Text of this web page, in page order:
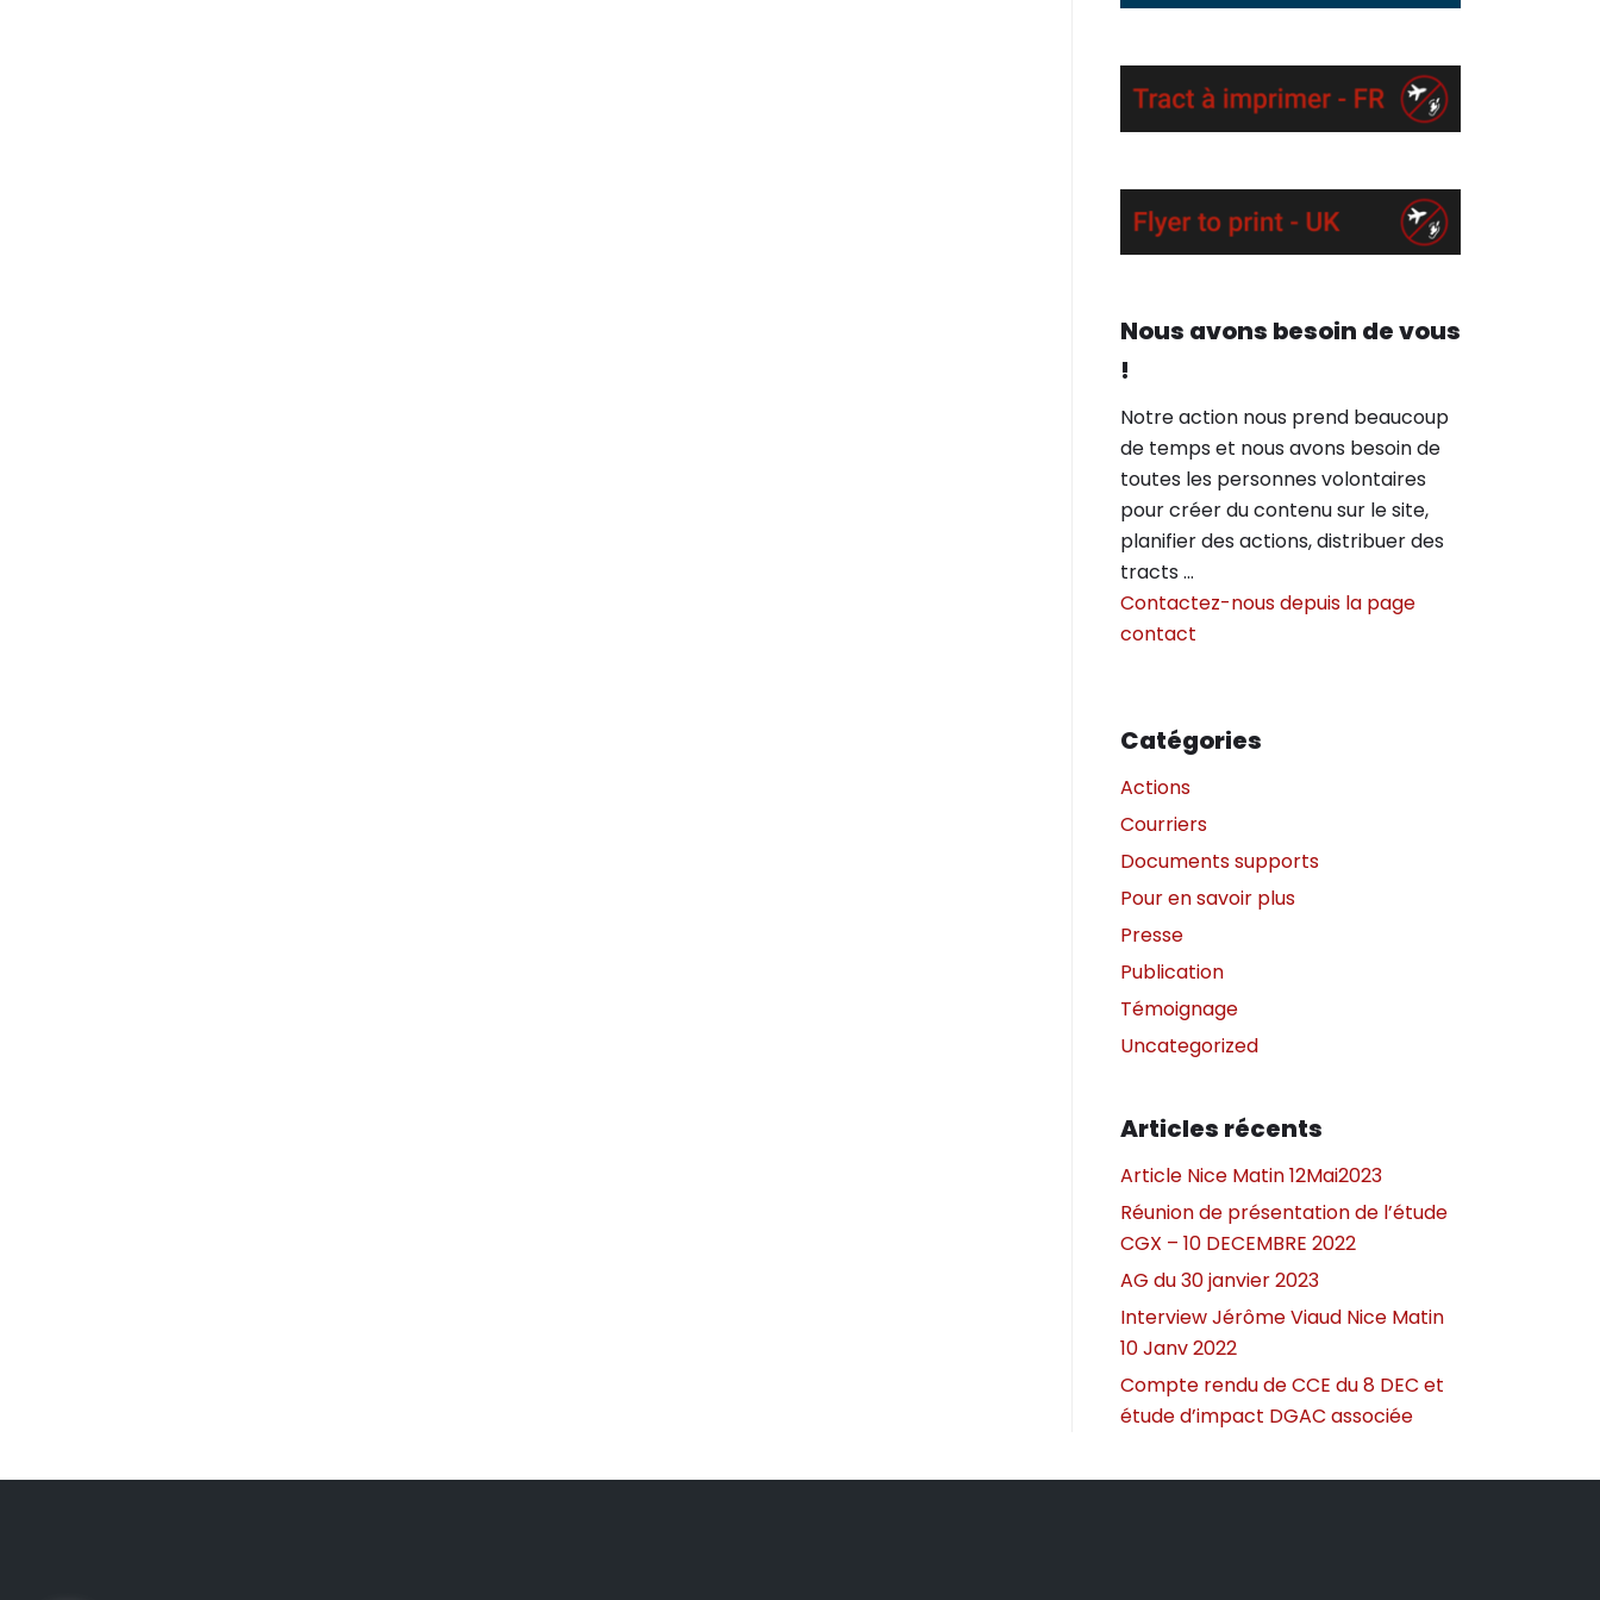
Nous avons besoin de vous
!
Notre action nous prend beaucoup
de temps et nous avons besoin de
toutes les personnes volontaires
pour créer du contenu sur le site,
planifier des actions, distribuer des
tracts …
Contactez-nous depuis la page
contact
Catégories
Actions
Courriers
Documents supports
Pour en savoir plus
Presse
Publication
Témoignage
Uncategorized
Articles récents
Article Nice Matin 12Mai2023
Réunion de présentation de l’étude
CGX – 10 DECEMBRE 2022
AG du 30 janvier 2023
Interview Jérôme Viaud Nice Matin
10 Janv 2022
Compte rendu de CCE du 8 DEC et
étude d’impact DGAC associée